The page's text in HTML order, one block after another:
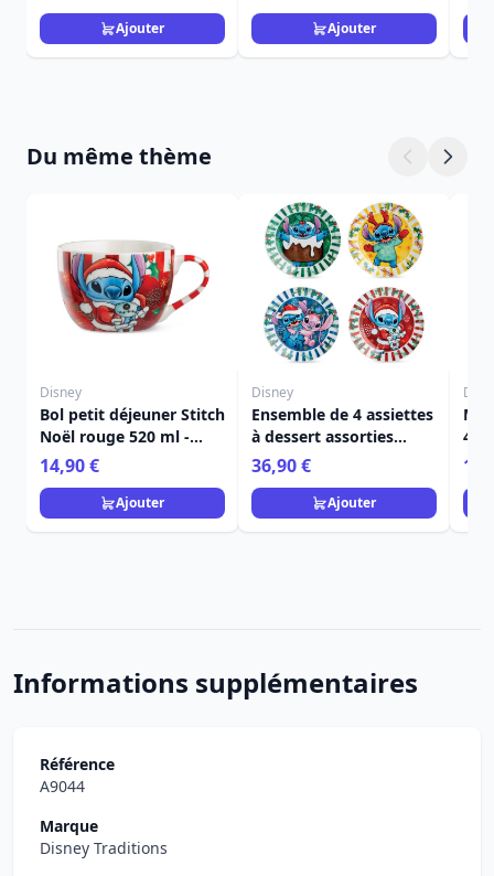
Ajouter
Ajouter
Du même thème
Disney
Bol petit déjeuner Stitch
Noël rouge 520 ml -
Egan Disney Home
14,90 €
Ajouter
Disney
Ensemble de 4 assiettes
à dessert assorties
Stitch Noël - Egan
Disney Home
36,90 €
Ajouter
Informations supplémentaires
Référence
A9044
Marque
Disney Traditions